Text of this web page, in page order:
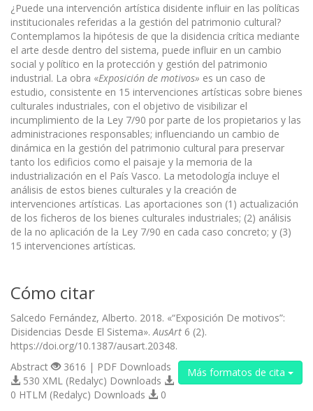
¿Puede una intervención artística disidente influir en las políticas
institucionales referidas a la gestión del patrimonio cultural?
Contemplamos la hipótesis de que la disidencia crítica mediante
el arte desde dentro del sistema, puede influir en un cambio
social y político en la protección y gestión del patrimonio
industrial. La obra «Exposición de motivos» es un caso de
estudio, consistente en 15 intervenciones artísticas sobre bienes
culturales industriales, con el objetivo de visibilizar el
incumplimiento de la Ley 7/90 por parte de los propietarios y las
administraciones responsables; influenciando un cambio de
dinámica en la gestión del patrimonio cultural para preservar
tanto los edificios como el paisaje y la memoria de la
industrialización en el País Vasco. La metodología incluye el
análisis de estos bienes culturales y la creación de
intervenciones artísticas. Las aportaciones son (1) actualización
de los ficheros de los bienes culturales industriales; (2) análisis
de la no aplicación de la Ley 7/90 en cada caso concreto; y (3)
15 intervenciones artísticas.
Cómo citar
Salcedo Fernández, Alberto. 2018. «“Exposición De motivos”:
Disidencias Desde El Sistema». AusArt 6 (2).
https://doi.org/10.1387/ausart.20348.
Más formatos de cita
Abstract
3616 | PDF Downloads
530 XML (Redalyc) Downloads
0 HTLM (Redalyc) Downloads
0